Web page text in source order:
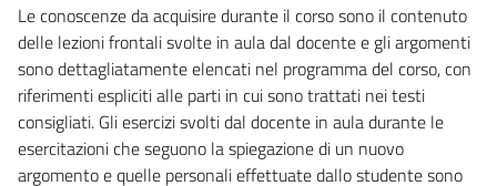
Le conoscenze da acquisire durante il corso sono il contenuto
delle lezioni frontali svolte in aula dal docente e gli argomenti
sono dettagliatamente elencati nel programma del corso, con
riferimenti espliciti alle parti in cui sono trattati nei testi
consigliati. Gli esercizi svolti dal docente in aula durante le
esercitazioni che seguono la spiegazione di un nuovo
argomento e quelle personali effettuate dallo studente sono